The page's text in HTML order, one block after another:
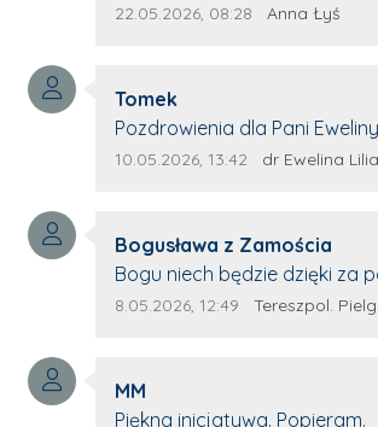
Data dodania komentarza:
22.05.2026, 08:28 Źródło
Anna Łyś
Autor komentarza:
Tomek
Treść komentarza:
Pozdrowienia dla Pani Eweliny
Data dodania komentarza:
10.05.2026, 13:42 Źródło
dr Ewelina
Autor komentarza:
Bogusława z Zamościa
Treść komentarza:
Bogu niech będzie dzięki za
Terespola Wyglądają jak
siły. Wsteczny że z innych
potnicy. Wszystko w wolność
Data dodania komentarza:
8.05.2026, 12:49 Źródło
Tereszpol. Pielgrzymka
Autor komentarza:
MM
Treść komentarza:
Piękna inicjatywa. Popieram.